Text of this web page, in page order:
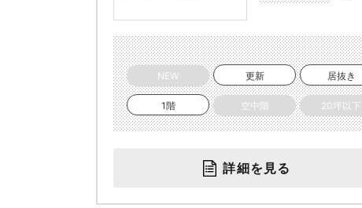
NEW 更新 居抜き
1階 空中階 20坪以下
詳細を見る